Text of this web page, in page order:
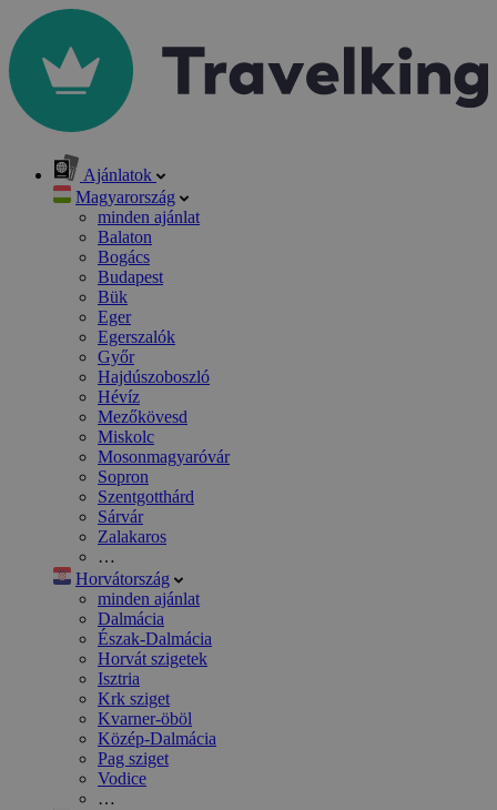
Ajánlatok
Magyarország
minden ajánlat
Balaton
Bogács
Budapest
Bük
Eger
Egerszalók
Győr
Hajdúszoboszló
Hévíz
Mezőkövesd
Miskolc
Mosonmagyaróvár
Sopron
Szentgotthárd
Sárvár
Zalakaros
…
Horvátország
minden ajánlat
Dalmácia
Észak-Dalmácia
Horvát szigetek
Isztria
Krk sziget
Kvarner-öböl
Közép-Dalmácia
Pag sziget
Vodice
…